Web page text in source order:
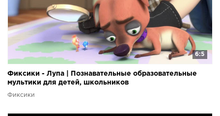
6:5
Фиксики - Лупа | Познавательные образовательные
мультики для детей, школьников
Фиксики